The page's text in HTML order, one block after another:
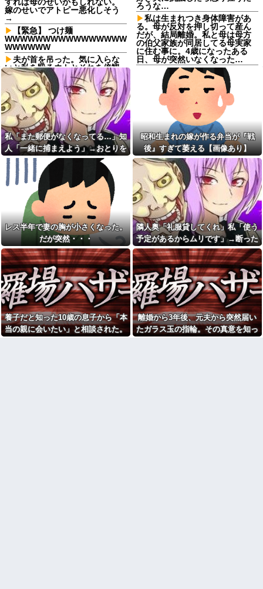
嫁のせいでアトピー悪化しそう
→
【緊急】 つけ麺
WWWWWWWWWWWWWWWW
WWWWWW
夫が首を吊った。気に入らな
いと私を殴るウトとそれを傍観
するトメに生活費をくれない
夫…地獄の義実家をでて離婚し
ようとしたら…夫にはとんでも
ない秘密があった
毎日可愛くて美人だと言って
くれる夫。いつフィルターが外
れて私がただのデブスおばさん
だと気付いてしまうのか恐ろし
くなった
昭和生まれの嫁が作る弁当が
『戦後』すぎて萎える【画像あ
り】
予約していた美容室が臨時休
業。連絡くれてもいいのに
ツーリング中に軽自動車から
執拗な煽り運転を受けていた。
その数分後、思わぬ結末を目撃
することになり…
小６娘が家のこと何もしてく
れてなくて動画ばかり見てる。
その姿が情けなくて...
お前ら「日本も核武装汁！」
←１万発の核弾頭どこに
日産e-power、無給油で
1980km走行しギネス記録を達
成！→山頂から下ってるだけで
した…
【悲報】へずまりゅう（35）
ボランティアのため熊本に行く
ろうな…
私は生まれつき身体障害があ
る。母が反対を押し切って産ん
だが、結局離婚。私と母は母方
の伯父家族が同居してる母実家
に住む事に。4歳になったある
日、母が突然いなくなった…
マイナンバーカード約90万
枚“返納”、その理由とは？返納
した人にインタビュー
【にじさんじ】叶の歌声が響
き渡る！2nd LIVE「孤独 -
solitude-」：樋口楓 剣持刀也
椎名唯華 三枝明那 加賀美ハヤト
星川サラ 小柳ロウ
僕ハイエース乗り、パチンコ
屋の駐車場にいるけど隣に停め
たらおっさんがぶち切れてき
た…他
バス停で知り合った料理上手
なご婦人から絶品手料理をお裾
分け。仲良くしていたが家に上
がろうとするご婦人が娘に放っ
た『失礼すぎる一言』に絶句←
手料理は美味しかったのに性格
クセ強すぎ
某企業の支店で派遣として働
きだしたら「あら！あんた見せ
て〜」とおばさんにスカートを
めくられ太腿を両手で鷲された
最近字を書く時にあり得ない
間違いするようになってきたわ
挨拶で難聴を侮辱してきたト
メから久々に電話。トメ「私は
元気よ！」私「でもお義父さん
から…」トメの『痔』に効く温
泉を紹介してあげたら大発狂し
私「また郵便がなくなってる…」知
人「一緒に捕まえよう」→おとりを
仕掛けたら泥奥がまんまと引っかか
昭和生まれの嫁が作る弁当が『戦
後』すぎて萎える【画像あり】
レス半年で妻の胸が小さくなった。
だが突然・・・
隣人奥「礼服貸してくれ」私「使う
予定があるからムリです」→断った
途端、とんでもない暴言を吐かれ
て…
養子だと知った10歳の息子から「本
当の親に会いたい」と相談された。
離婚から3年後、元夫から突然届い
たガラス玉の指輪。その真意を知っ